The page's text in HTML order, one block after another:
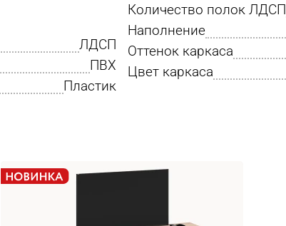
ЛДСП
ПВХ
Пластик
Количество полок ЛДСП
Наполнение
Оттенок каркаса
Цвет каркаса